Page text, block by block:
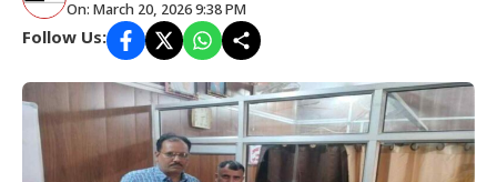
On: March 20, 2026 9:38 PM
Follow Us: